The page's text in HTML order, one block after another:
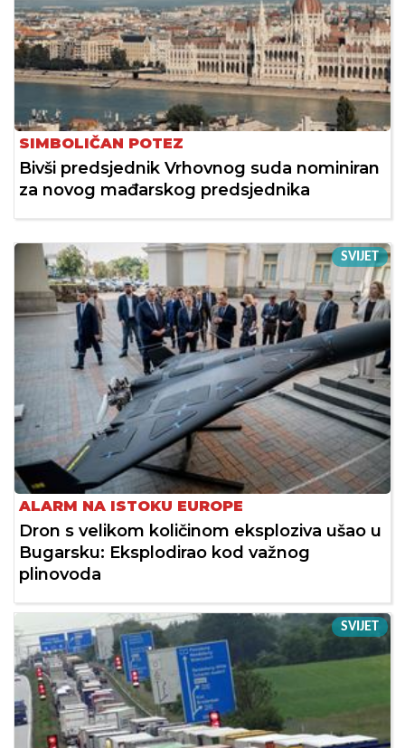
SIMBOLIČAN POTEZ
Bivši predsjednik Vrhovnog suda nominiran
za novog mađarskog predsjednika
SVIJET
ALARM NA ISTOKU EUROPE
Dron s velikom količinom eksploziva ušao u
Bugarsku: Eksplodirao kod važnog
plinovoda
SVIJET